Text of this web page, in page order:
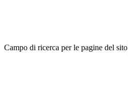
Campo di ricerca per le pagine del sito